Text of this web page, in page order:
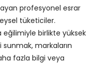
profesyonel esrar
tüketiciler.
eğilimiyle birlikte yüksek
markaların
fazla bilgi veya